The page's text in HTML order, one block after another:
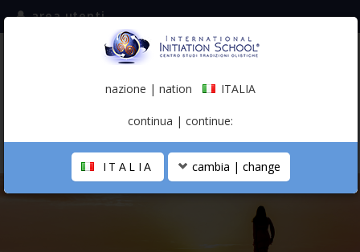
iscriviti alla mailing list
(italiano)
area utenti
LA SCUOLA
nazione | nation ITALIA
continua | continue:
ITALIA cambia | change